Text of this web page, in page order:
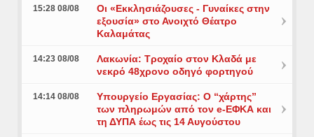
15:28 08/08
Οι «Εκκλησιάζουσες - Γυναίκες στην
εξουσία» στο Ανοιχτό Θέατρο
Καλαμάτας
14:23 08/08
Λακωνία: Τροχαίο στον Κλαδά με
νεκρό 48χρονο οδηγό φορτηγού
14:14 08/08
Υπουργείο Εργασίας: Ο “χάρτης”
των πληρωμών από τον e-ΕΦΚΑ και
τη ΔΥΠΑ έως τις 14 Αυγούστου